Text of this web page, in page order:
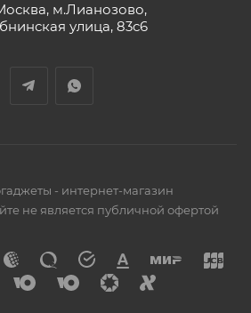
м.Лианозово,
улица, 83с6
- интернет-магазин
не является публичной офертой